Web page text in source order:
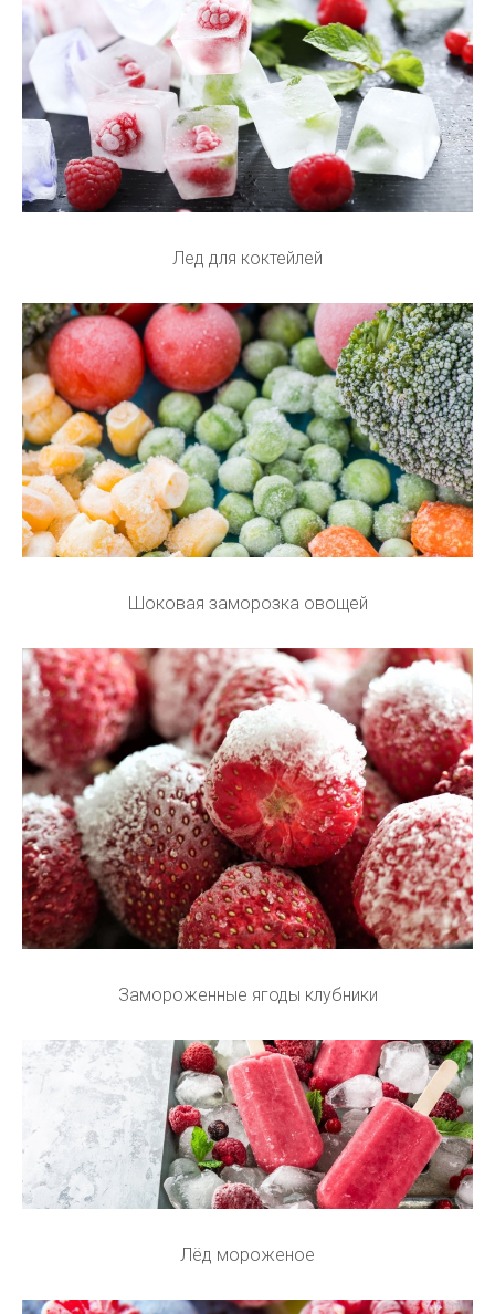
Лед для коктейлей
Шоковая заморозка овощей
Замороженные ягоды клубники
Лёд мороженое